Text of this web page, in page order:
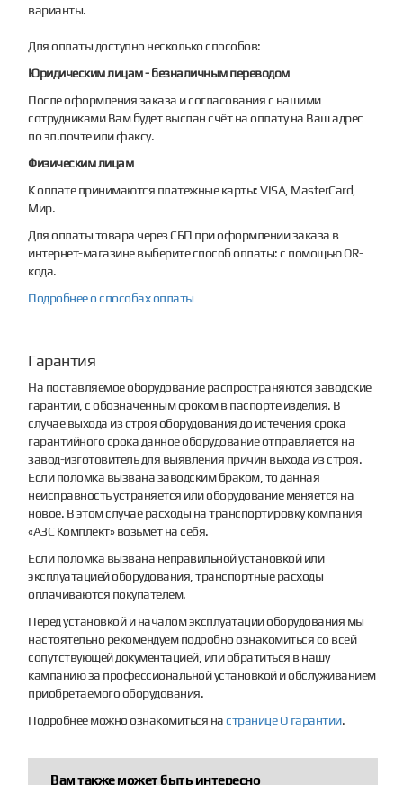
варианты.
Для оплаты доступно несколько способов:
Юридическим лицам - безналичным переводом
После оформления заказа и согласования с нашими
сотрудниками Вам будет выслан счёт на оплату на Ваш адрес
по эл.почте или факсу.
Физическим лицам
К оплате принимаются платежные карты: VISA, MasterCard,
Мир.
Для оплаты товара через СБП при оформлении заказа в
интернет-магазине выберите способ оплаты: с помощью QR-
кода.
Подробнее о способах оплаты
Гарантия
На поставляемое оборудование распространяются заводские
гарантии, с обозначенным сроком в паспорте изделия. В
случае выхода из строя оборудования до истечения срока
гарантийного срока данное оборудование отправляется на
завод-изготовитель для выявления причин выхода из строя.
Если поломка вызвана заводским браком, то данная
неисправность устраняется или оборудование меняется на
новое. В этом случае расходы на транспортировку компания
«АЗС Комплект» возьмет на себя.
Если поломка вызвана неправильной установкой или
эксплуатацией оборудования, транспортные расходы
оплачиваются покупателем.
Перед установкой и началом эксплуатации оборудования мы
настоятельно рекомендуем подробно ознакомиться со всей
сопутствующей документацией, или обратиться в нашу
кампанию за профессиональной установкой и обслуживанием
приобретаемого оборудования.
Подробнее можно ознакомиться настранице О гарантии.
Вам также может быть интересно